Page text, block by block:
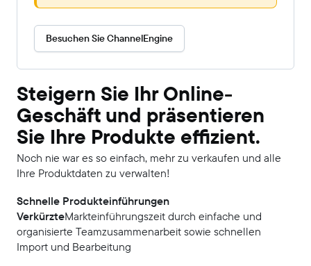
Besuchen Sie ChannelEngine
Steigern Sie Ihr Online-
Geschäft und präsentieren
Sie Ihre Produkte effizient.
Noch nie war es so einfach, mehr zu verkaufen und alle
Ihre Produktdaten zu verwalten!
Schnelle Produkteinführungen
VerkürzteMarkteinführungszeit durch einfache und
organisierte Teamzusammenarbeit sowie schnellen
Import und Bearbeitung